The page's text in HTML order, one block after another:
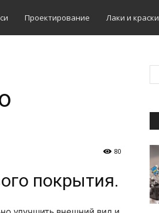
Проектирование Лаки и краски
80
покрытия.